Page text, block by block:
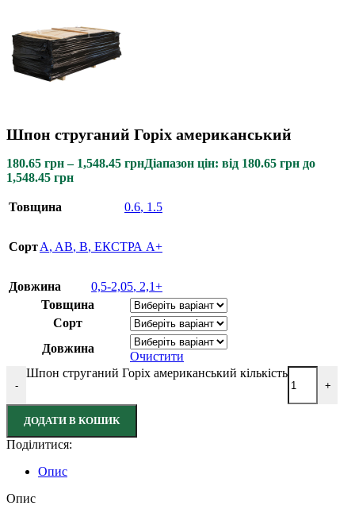
Шпон струганий Горіх американський
180.65 грн – 1,548.45 грнДіапазон цін: від 180.65 грн до
1,548.45 грн
Товщина 0.6, 1.5
СортA, AB, B, ЕКСТРА A+
Довжина 0,5-2,05, 2,1+
Товщина
Сорт
Довжина
Очистити
-
Шпон струганий Горіх американський кількість
+
ДОДАТИ В КОШИК
Поділитися:
Опис
Опис